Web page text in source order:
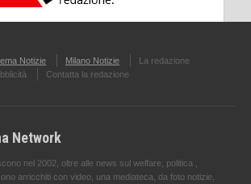
Notizie Milano Notizie
La redazione
Contatta la redazione
Network
nel 2002, oltre alle news sul welfare, politica ,
arricchiti con video, una mediateca, da foto notizie,